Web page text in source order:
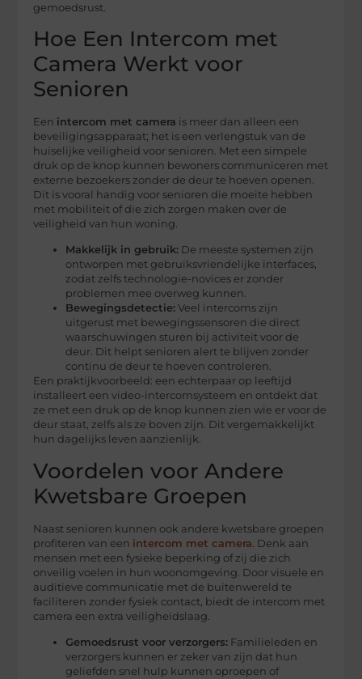
gemoedsrust.
Hoe Een Intercom met
Camera Werkt voor
Senioren
Een intercom met camera is meer dan alleen een
beveiligingsapparaat; het is een verlengstuk van de
huiselijke veiligheid voor senioren. Met een simpele
druk op de knop kunnen bewoners communiceren met
externe bezoekers zonder de deur te hoeven openen.
Dit is vooral handig voor senioren die moeite hebben
met mobiliteit of die zich zorgen maken over de
veiligheid van hun woning.
Makkelijk in gebruik: De meeste systemen zijn
ontworpen met gebruiksvriendelijke interfaces,
zodat zelfs technologie-novices er zonder
problemen mee overweg kunnen.
Bewegingsdetectie: Veel intercoms zijn
uitgerust met bewegingssensoren die direct
waarschuwingen sturen bij activiteit voor de
deur. Dit helpt senioren alert te blijven zonder
continu de deur te hoeven controleren.
Een praktijkvoorbeeld: een echterpaar op leeftijd
installeert een video-intercomsysteem en ontdekt dat
ze met een druk op de knop kunnen zien wie er voor de
deur staat, zelfs als ze boven zijn. Dit vergemakkelijkt
hun dagelijks leven aanzienlijk.
Voordelen voor Andere
Kwetsbare Groepen
Naast senioren kunnen ook andere kwetsbare groepen
profiteren van een intercom met camera . Denk aan
mensen met een fysieke beperking of zij die zich
onveilig voelen in hun woonomgeving. Door visuele en
auditieve communicatie met de buitenwereld te
faciliteren zonder fysiek contact, biedt de intercom met
camera een extra veiligheidslaag.
Gemoedsrust voor verzorgers: Familieleden en
verzorgers kunnen er zeker van zijn dat hun
geliefden snel hulp kunnen oproepen of